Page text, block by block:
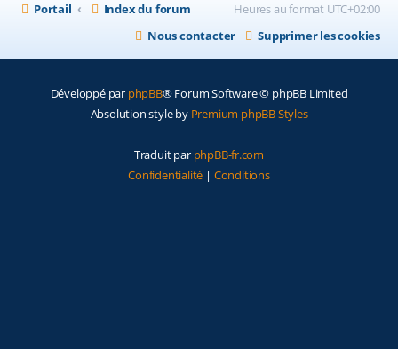
Portail Index du forum Heures au format UTC+02:00
Supprimer les cookies
Nous contacter
Développé par phpBB® Forum Software © phpBB Limited
Absolution style by Premium phpBB Styles
Traduit par phpBB-fr.com
Confidentialité | Conditions